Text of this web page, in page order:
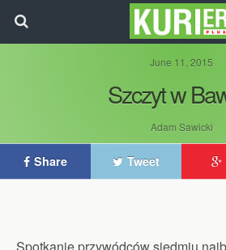
June 11, 2015
Szczyt w
Adam Sawicki
Share Tweet